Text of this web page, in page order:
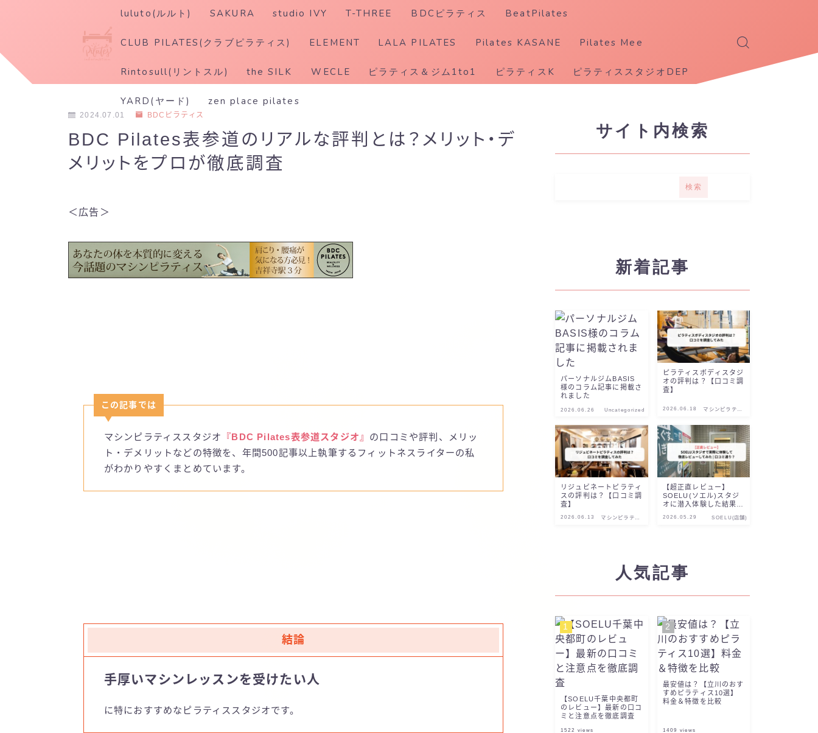
ホットピラティス
luluto(ルルト) SAKURA studio IVY T-THREE BDCピラティス BeatPilates
CLUB PILATES(クラブピラティス) ELEMENT LALA PILATES Pilates KASANE Pilates Mee
Rintosull(リントスル) the SILK WECLE ピラティス＆ジム1to1 ピラティスK ピラティススタジオDEP
YARD(ヤード) zen place pilates
2024.07.01 BDCピラティス
BDC Pilates表参道のリアルな評判とは？メリット・デ
メリットをプロが徹底調査
＜広告＞
この記事では
マシンピラティススタジオ 『BDC Pilates表参道スタジオ』 の口コミや評判、メリッ
ト・デメリットなどの特徴を、年間500記事以上執筆するフィットネスライターの私
がわかりやすくまとめています。
結論
手厚いマシンレッスンを受けたい人
に特におすすめなピラティススタジオです。
サイト内検索
検索
新着記事
パーソナルジムBASIS
様のコラム記事に掲載さ
れました
2026.06.26 Uncategorized
ピラティスボディスタジ
オの評判は？【口コミ調
査】
2026.06.18
マシンピラティ
リジュビネートピラティ
スの評判は？【口コミ調
査】
2026.06.13
マシンピラティ
【超正直レビュー】
SOELU(ソエル)スタジ
オに潜入体験した結果を
り？
2026.05.29 SOELU(店舗)
人気記事
【SOELU千葉中央都町
のレビュー】最新の口コ
ミと注意点を徹底調査
1522 views
最安値は？【立川のおす
すめピラティス10選】
料金＆特徴を比較
1409 views